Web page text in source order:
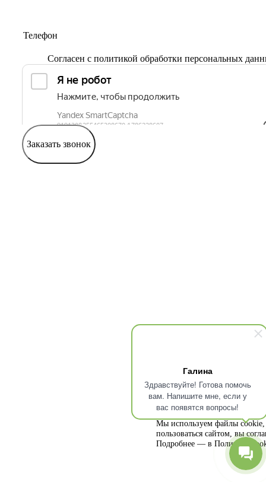
Галина
Здравствуйте! Готова помочь
вам. Напишите мне, если у
вас появятся вопросы!
Мы используем файлы cookie,
пользоваться сайтом, вы
Подробнее — в Политике
Согласен с политикой обработки персональных
Заказать звонок